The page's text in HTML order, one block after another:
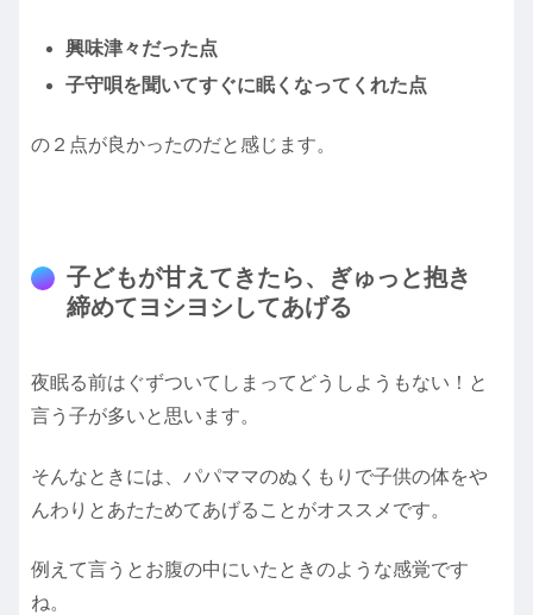
興味津々だった点
子守唄を聞いてすぐに眠くなってくれた点
の２点が良かったのだと感じます。
子どもが甘えてきたら、ぎゅっと抱き
締めてヨシヨシしてあげる
夜眠る前はぐずついてしまってどうしようもない！と
言う子が多いと思います。
そんなときには、パパママのぬくもりで子供の体をや
んわりとあたためてあげることがオススメです。
例えて言うとお腹の中にいたときのような感覚です
ね。